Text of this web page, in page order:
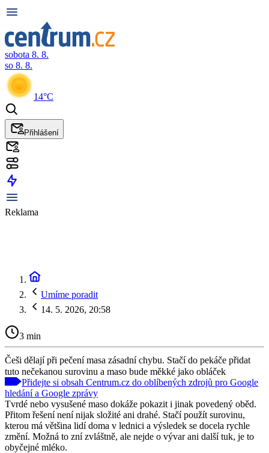
sobota 8. 8.
so 8. 8.
14°C
Přihlášení
Reklama
Umíme poradit
14. 5. 2026, 20:58
3 min
Češi dělají při pečení masa zásadní chybu. Stačí do pekáče přidat
tuto nečekanou surovinu a maso bude měkké jako obláček
Přidejte si obsah Centrum.cz do oblíbených zdrojů pro Google
hledání a Google zprávy
Tvrdé nebo vysušené maso dokáže pokazit i jinak povedený oběd.
Přitom řešení není nijak složité ani drahé. Stačí použít surovinu,
kterou má většina lidí doma v lednici a výsledek se docela rychle
změní. Možná to zní zvláštně, ale nejde o vývar ani další tuk, je to
obyčejné mléko.